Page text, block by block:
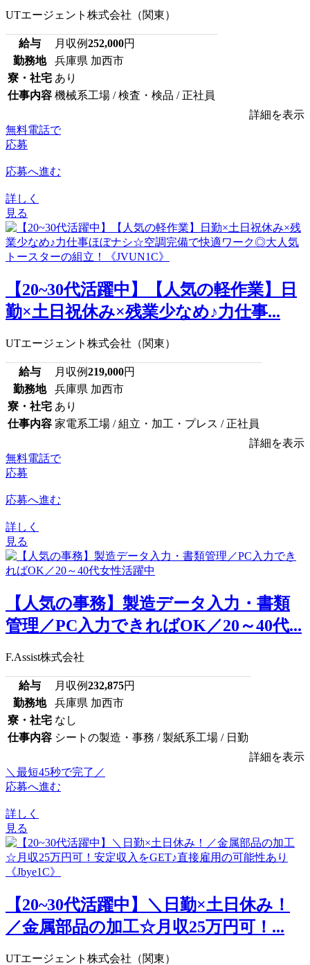
UTエージェント株式会社（関東）
給与 月収例252,000円
勤務地
兵庫県 加西市
寮・社宅 あり
仕事内容 機械系工場 / 検査・検品 / 正社員
詳細を表示
無料電話で
応募
応募へ進む
詳しく
見る
【20~30代活躍中】【人気の軽作業】日
勤×土日祝休み×残業少なめ♪力仕事...
UTエージェント株式会社（関東）
給与 月収例219,000円
勤務地
兵庫県 加西市
寮・社宅 あり
仕事内容 家電系工場 / 組立・加工・プレス / 正社員
詳細を表示
無料電話で
応募
応募へ進む
詳しく
見る
【人気の事務】製造データ入力・書類
管理／PC入力できればOK／20～40代...
F.Assist株式会社
給与 月収例232,875円
勤務地
兵庫県 加西市
寮・社宅 なし
仕事内容 シートの製造・事務 / 製紙系工場 / 日勤
詳細を表示
＼最短45秒で完了／
応募へ進む
詳しく
見る
【20~30代活躍中】＼日勤×土日休み！
／金属部品の加工☆月収25万円可！...
UTエージェント株式会社（関東）